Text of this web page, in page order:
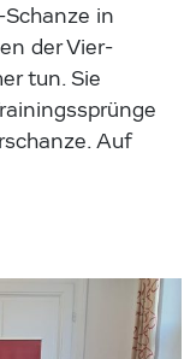
in
der Vier-
tun. Sie
Auf